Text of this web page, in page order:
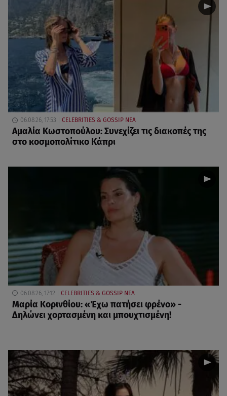
06.08.26, 17:53 CELEBRITIES & GOSSIP ΝΕΑ
Αμαλία Κωστοπούλου: Συνεχίζει τις διακοπές της
στο κοσμοπολίτικο Κάπρι
06.08.26, 17:12 CELEBRITIES & GOSSIP ΝΕΑ
Μαρία Κορινθίου: «Έχω πατήσει φρένο» -
Δηλώνει χορτασμένη και μπουχτισμένη!